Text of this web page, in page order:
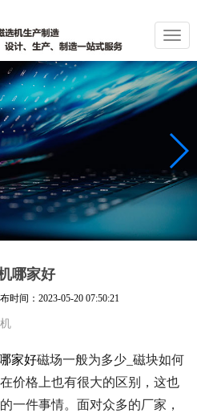
切
换
导
航
哪家好
时间： 2023-05-20 07:50:21
家好磁场一般为多少_磁块如何
价格上也有很大的区别，这也
一件事情。面对众多的厂家，